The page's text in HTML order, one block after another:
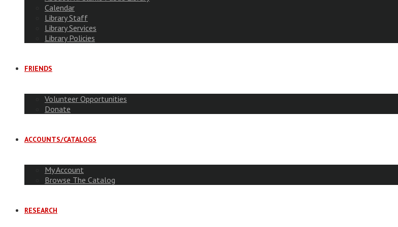
Calendar
Library Staff
Library Services
Library Policies
FRIENDS
Volunteer Opportunities
Donate
ACCOUNTS/CATALOGS
My Account
Browse The Catalog
RESEARCH